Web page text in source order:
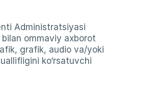
Administratsiyasi
ommaviy axborot
grafik, audio va/yoki
ko‘rsatuvchi